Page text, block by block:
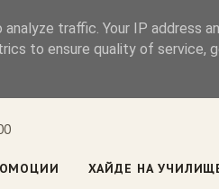
ХАЙДЕ НА
traffic. Your IP address
to ensure quality of service,